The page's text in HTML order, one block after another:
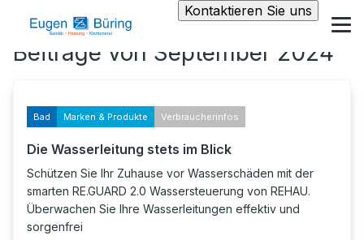
Kontaktieren Sie uns
Beiträge von September 2024
Bad Marken & Produkte Verbraucherinfos
Die Wasserleitung stets im Blick
Schützen Sie Ihr Zuhause vor Wasserschäden mit der
smarten RE.GUARD 2.0 Wassersteuerung von REHAU.
Überwachen Sie Ihre Wasserleitungen effektiv und
sorgenfrei